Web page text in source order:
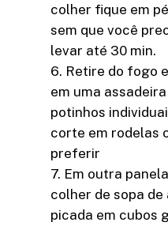
colher fique em
sem que você
levar até 30 min.
6. Retire do fogo
em uma
potinhos
corte em rodelas
preferir
7. Em outra
colher de sopa
picada em cubos